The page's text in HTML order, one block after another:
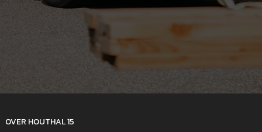
OVER HOUTHAL 15